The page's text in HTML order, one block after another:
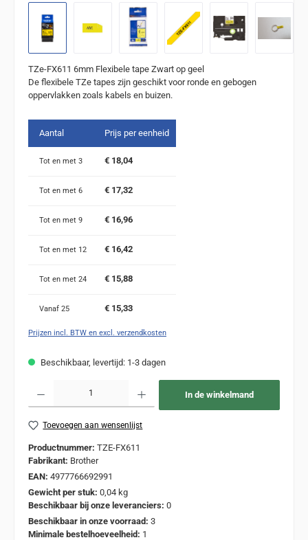
TZe-FX611 6mm Flexibele tape Zwart op geel
De flexibele TZe tapes zijn geschikt voor ronde en gebogen
oppervlakken zoals kabels en buizen.
Aantal Prijs per eenheid
Tot en met 3 € 18,04
Tot en met 6 € 17,32
Tot en met 9 € 16,96
Tot en met 12 € 16,42
Tot en met 24 € 15,88
Vanaf 25 € 15,33
Prijzen incl. BTW en excl. verzendkosten
Beschikbaar, levertijd: 1-3 dagen
In de winkelmand
Toevoegen aan wensenlijst
Productnummer: TZE-FX611
Fabrikant: Brother
EAN: 4977766692991
Gewicht per stuk: 0,04 kg
Beschikbaar bij onze leveranciers: 0
Beschikbaar in onze voorraad: 3
Minimale bestelhoeveelheid: 1